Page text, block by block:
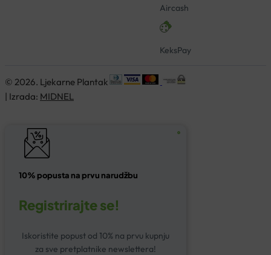
Aircash
KeksPay
© 2026. Ljekarne Plantak
| Izrada: MIDNEL
10% popusta na prvu narudžbu
Registrirajte se!
Iskoristite popust od 10% na prvu kupnju
za sve pretplatnike newslettera!